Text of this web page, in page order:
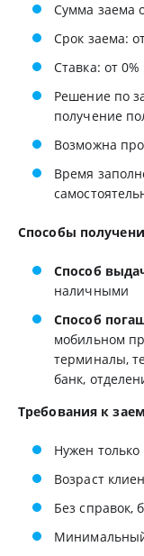
Сумма заема
Срок заема:
Ставка: от
Решение по
получение
Возможна
Время
Способы
Способ
наличными
Способ
мобильном
терминалы,
банк,
Требования к
Нужен
Возраст
Без справок,